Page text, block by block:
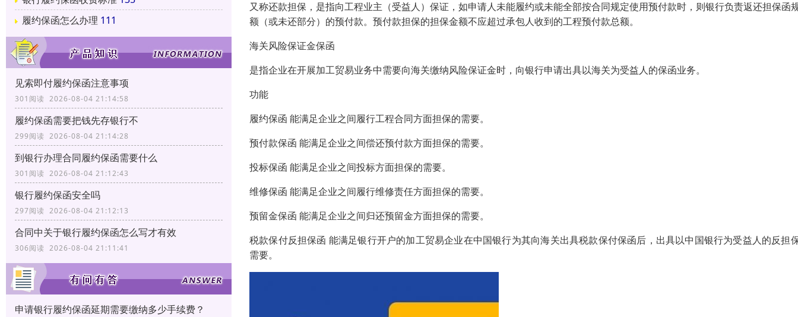
履约保函怎么办理 111
见索即付履约保函注意事项
301阅读 2026-08-04 21:14:58
履约保函需要把钱先存银行不
299阅读 2026-08-04 21:14:28
到银行办理合同履约保函需要什么
301阅读 2026-08-04 21:12:43
银行履约保函安全吗
297阅读 2026-08-04 21:12:13
合同中关于银行履约保函怎么写才有效
306阅读 2026-08-04 21:11:41
申请银行履约保函延期需要缴纳多少手续费？
又称还款担保，是指向工程业主（受益人）保证，如申请人未能履约或未能全部按合同规定使用预付款时，则银行负责返还担保函
额（或未还部分）的预付款。预付款担保的担保金额不应超过承包人收到的工程预付款总额。
海关风险保证金保函
是指企业在开展加工贸易业务中需要向海关缴纳风险保证金时，向银行申请出具以海关为受益人的保函业务。
功能
履约保函 能满足企业之间履行工程合同方面担保的需要。
预付款保函 能满足企业之间偿还预付款方面担保的需要。
投标保函 能满足企业之间投标方面担保的需要。
维修保函 能满足企业之间履行维修责任方面担保的需要。
预留金保函 能满足企业之间归还预留金方面担保的需要。
税款保付反担保函 能满足银行开户的加工贸易企业在中国银行为其向海关出具税款保付保函后，出具以中国银行为受益人的反担
需要。